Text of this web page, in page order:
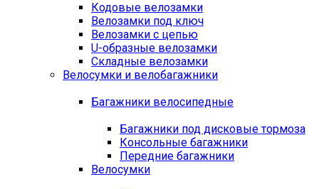
Кодовые велозамки
Велозамки под ключ
Велозамки с цепью
U-образные велозамки
Складные велозамки
Велосумки и велобагажники
Багажники велосипедные
Багажники под дисковые тормоза
Консольные багажники
Передние багажники
Велосумки